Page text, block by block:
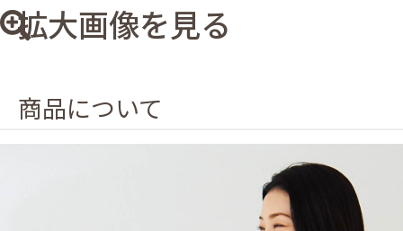
拡大画像を見る
商品について